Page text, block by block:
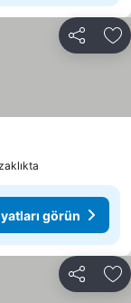
Paylaş
görün
Paylaş